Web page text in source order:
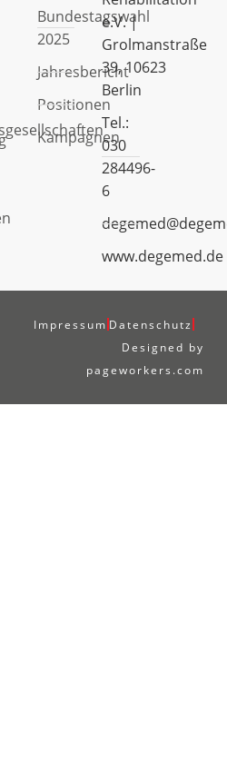
Bundestagswahl
2025
Jahresbericht
Positionen
Kampagnen
e.V. |
Grolmanstraße
39, 10623
Berlin
Tel.:
030
284496-
6
www.degemed.de
Impressum Datenschutz
Designed by
pageworkers.com